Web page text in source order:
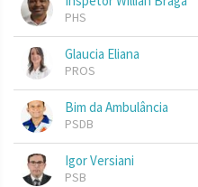
PHS
Glaucia Eliana
PROS
Bim da Ambulância
PSDB
Igor Versiani
PSB